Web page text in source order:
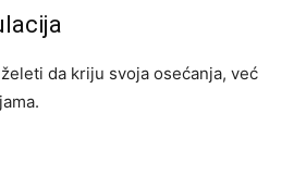
da kriju svoja osećanja, već